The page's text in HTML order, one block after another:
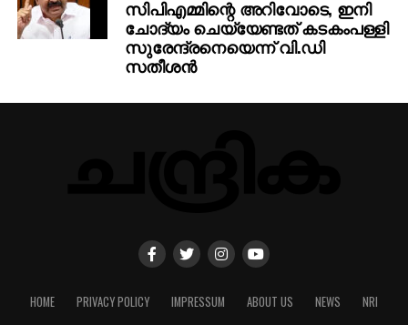
സിപിഎമ്മിന്റെ അറിവോടെ, ഇനി
ചോദ്യം ചെയ്യേണ്ടത് കടകംപള്ളി
സുരേന്ദ്രനെയെന്ന് വി.ഡി
സതീശന്‍
HOME PRIVACY POLICY IMPRESSUM ABOUT US NEWS NRI